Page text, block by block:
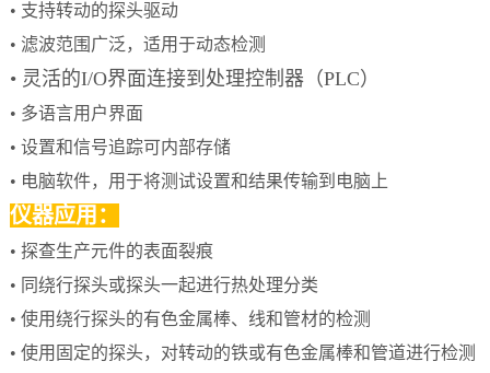
• 支持转动的探头驱动
• 滤波范围广泛，适用于动态检测
• 灵活的I/O界面连接到处理控制器（PLC）
• 多语言用户界面
• 设置和信号追踪可内部存储
• 电脑软件，用于将测试设置和结果传输到电脑上
仪器应用：
• 探查生产元件的表面裂痕
• 同绕行探头或探头一起进行热处理分类
• 使用绕行探头的有色金属棒、线和管材的检测
• 使用固定的探头，对转动的铁或有色金属棒和管道进行检测